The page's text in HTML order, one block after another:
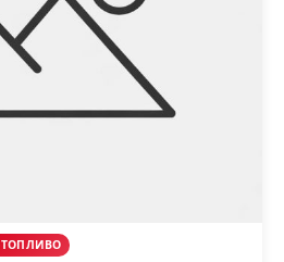
ТОПЛИВО